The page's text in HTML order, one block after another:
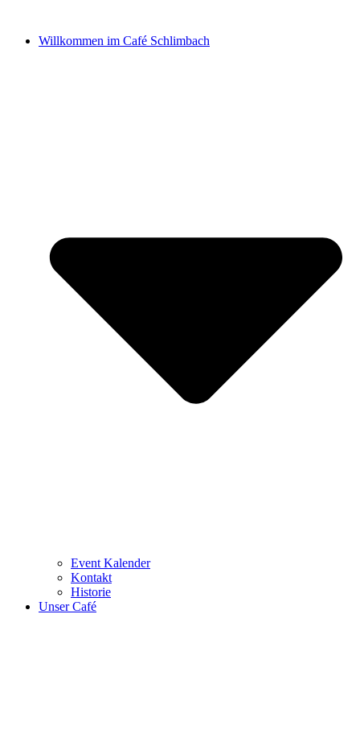
springenWillkommen im Café Schlimbach
Event Kalender
Kontakt
Historie
Unser Café